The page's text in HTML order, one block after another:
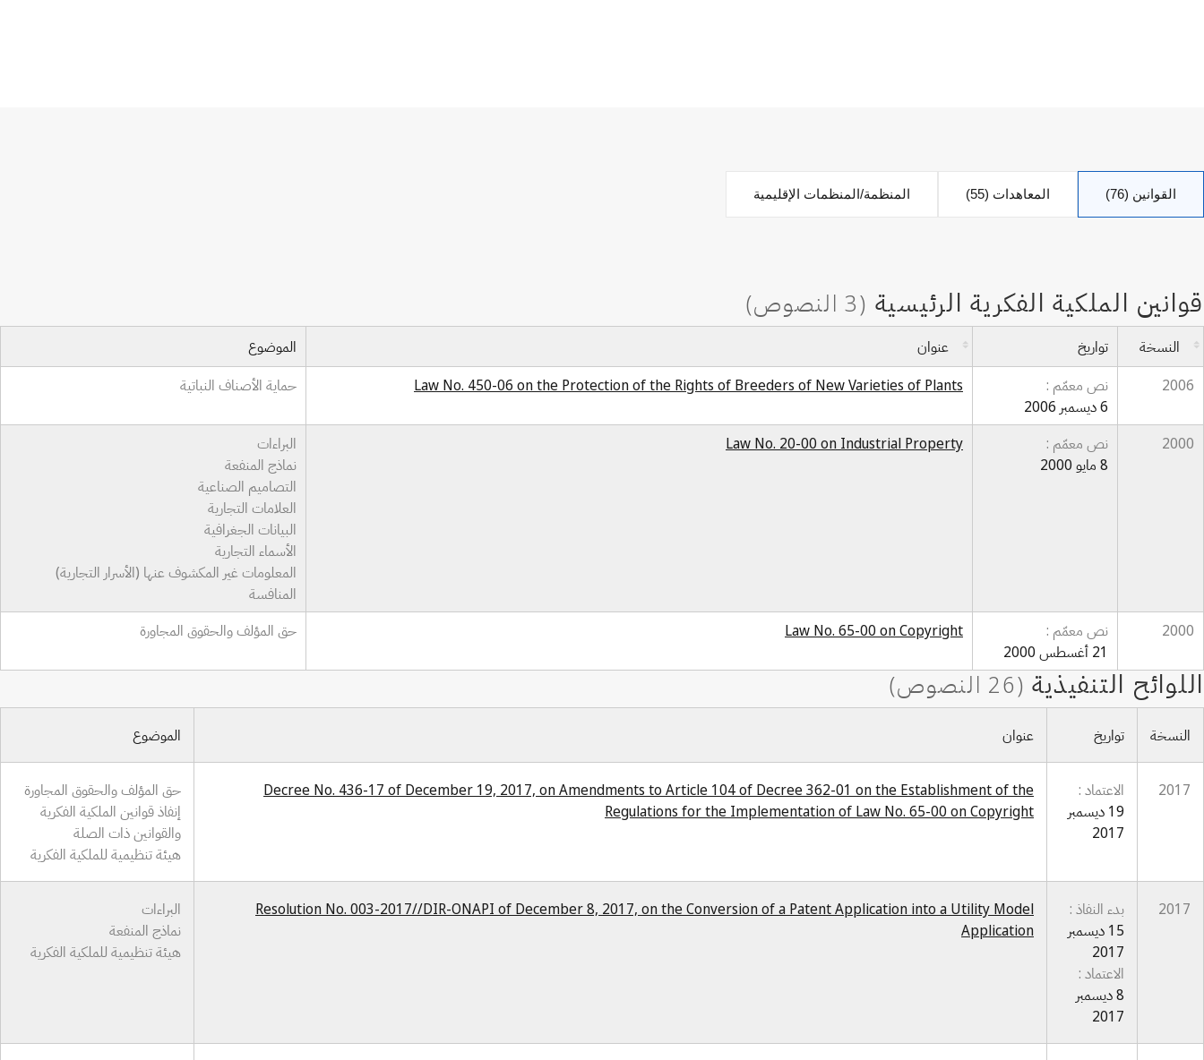
القوانين (76) المعاهدات (55) المنظمة/المنظمات الإقليمية
النسخة تواريخ عنوان
الموضوع
2006
نص معمّم :
6 ديسمبر 2006
Law No. 450-06 on the Protection of the Rights of Breeders of New Varieties of Plants حماية الأصناف النباتية
2000
نص معمّم :
8 مايو 2000
Law No. 20-00 on Industrial Property
البراءات
نماذج المنفعة
التصاميم الصناعية
العلامات التجارية
البيانات الجغرافية
الأسماء التجارية
المعلومات غير المكشوف عنها (الأسرار التجارية)
المنافسة
2000
نص معمّم :
21 أغسطس 2000
Law No. 65-00 on Copyright حق المؤلف والحقوق المجاورة
النسخة تواريخ عنوان الموضوع
2017
الاعتماد :
19 ديسمبر
2017
Decree No. 436-17 of December 19, 2017, on Amendments to Article 104 of Decree 362-01 on the Establishment of the
Regulations for the Implementation of Law No. 65-00 on Copyright
حق المؤلف والحقوق المجاورة
إنفاذ قوانين الملكية الفكرية
والقوانين ذات الصلة
هيئة تنظيمية للملكية الفكرية
2017
بدء النفاذ :
15 ديسمبر
2017
الاعتماد :
8 ديسمبر
2017
Resolution No. 003-2017//DIR-ONAPI of December 8, 2017, on the Conversion of a Patent Application into a Utility Model
Application
البراءات
نماذج المنفعة
هيئة تنظيمية للملكية الفكرية